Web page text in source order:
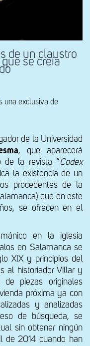
de un claustro
se creía
una exclusiva de
de la Universidad
, que aparecerá
de la revista “Codex
la existencia de un
procedentes de la
que en este
se ofrecen en el
en la iglesia
en Salamanca se
XIX y principios del
al historiador Villar y
piezas originales
próxima ya con
y analizadas
de búsqueda, se
sin obtener ningún
de 2014 cuando han